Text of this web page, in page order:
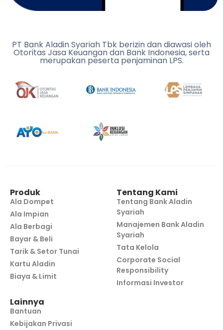
PT Bank Aladin Syariah Tbk berizin dan diawasi oleh
Otoritas Jasa Keuangan dan Bank Indonesia, serta
merupakan peserta penjaminan LPS.
Produk
Ala Dompet
Ala Impian
Ala Berbagi
Bayar & Beli
Tarik & Setor Tunai
Kartu Aladin
Biaya & Limit
Tentang Kami
Tentang Bank Aladin
Syariah
Manajemen Bank Aladin
Syariah
Tata Kelola
Corporate Social
Responsibility
Informasi Investor
Lainnya
Bantuan
Kebijakan Privasi